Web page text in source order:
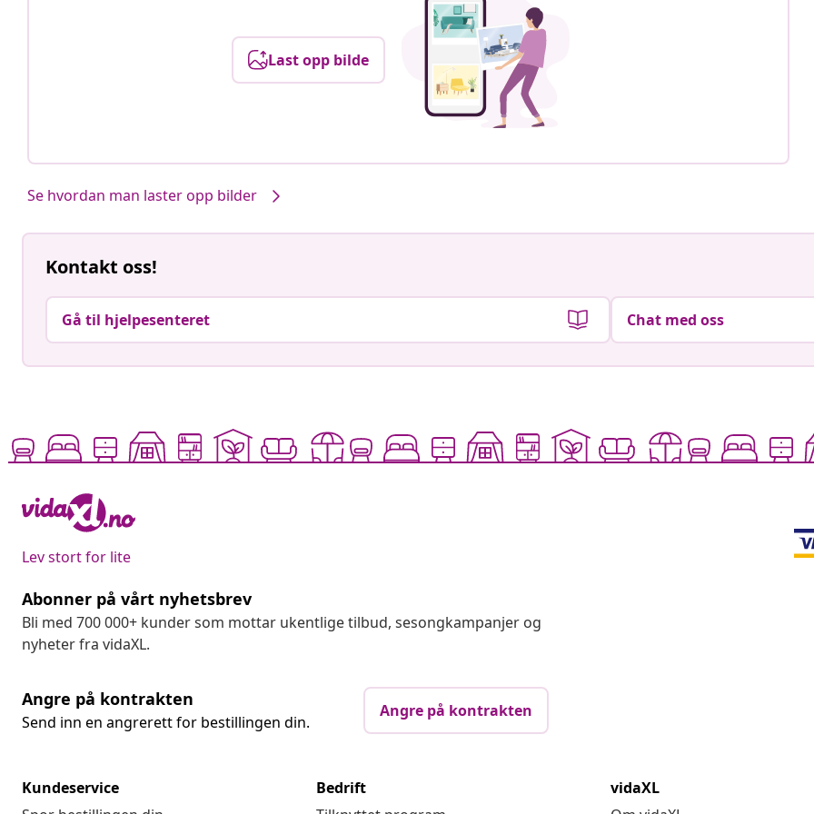
Last opp bilde
Se hvordan man laster opp bilder
Kontakt oss!
Gå til hjelpesenteret Chat med oss
Lev stort for lite
Abonner på vårt nyhetsbrev
Bli med 700 000+ kunder som mottar ukentlige tilbud, sesongkampanjer og
nyheter fra vidaXL.
Angre på kontrakten
Send inn en angrerett for bestillingen din.
Angre på kontrakten
Kundeservice
Bedrift
vidaXL